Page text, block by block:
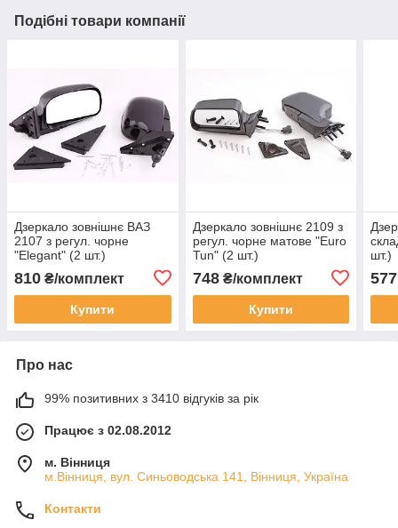
Подібні товари компанії
Дзеркало зовнішнє ВАЗ
2107 з регул. чорне
"Elegant" (2 шт.)
810 ₴/комплект
Купити
Дзеркало зовнішнє 2109 з
регул. чорне матове "Euro
Tun" (2 шт.)
748₴/комплект
Купити
шт.)
577
Про нас
99% позитивних з 3410 відгуків за рік
Працює з 02.08.2012
м. Вінниця
м.Вінниця, вул. Синьоводська 141, Вінниця, Україна
Контакти